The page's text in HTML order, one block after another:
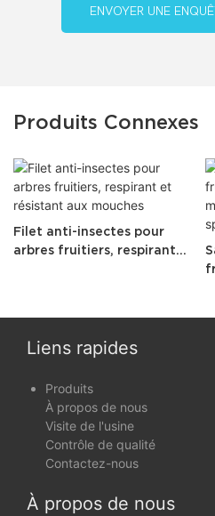
ENVOYER UNE
Produits Connexes
Filet anti-insectes pour
arbres fruitiers, respirant
Liens rapides
Produits
À propos de nous
Visite de l'usine
Contrôle de qualité
Contactez-nous
À propos de nous